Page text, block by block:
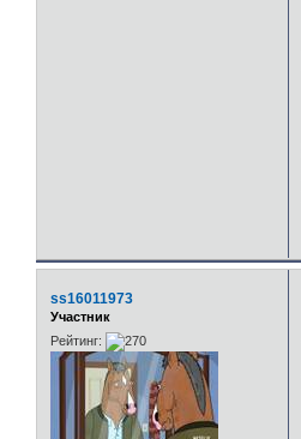
ss16011973
Участник
Рейтинг: